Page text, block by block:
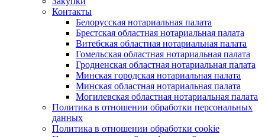
Контакты
Белорусская нотариальная палата
Брестская областная нотариальная палата
Витебская областная нотариальная палата
Гомельская областная нотариальная палата
Гродненская областная нотариальная палата
Минская городская нотариальная палата
Минская областная нотариальная палата
Могилевская областная нотариальная палата
Политика в отношении обработки персональных
данных
Политика в отношении обработки cookie